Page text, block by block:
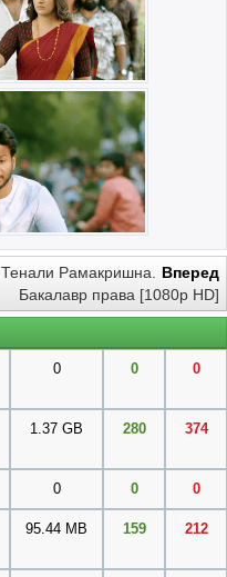
Вперед
Тенали Рамакришна.
Бакалавр права [1080p HD]
0 0 0
1.37 GB 280 374
0 0 0
95.44 MB 159 212